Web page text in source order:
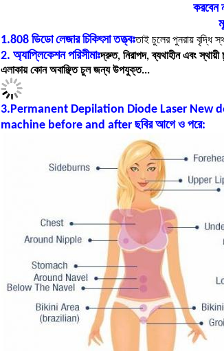
করবেন
1.808 ডিডো লেজার চিকিৎসা তত্ত্বঃতাই চুলের পুনরায় বৃদ্ধি
2. অ্যাপ্লিকেশন পরিসীমাঃদ্রুত, নিরাপদ, ব্যথাহীন এবং
এলাকায় কোন অবাঞ্ছিত চুল জন্য উপযুক্ত...
3.Permanent Depilation Diode Laser New
machine before and after ছবির আগে ও পরে: